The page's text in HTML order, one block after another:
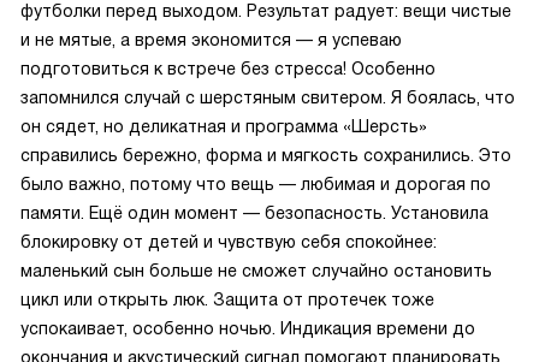
футболки перед выходом. Результат радует: вещи чистые
и не мятые, а время экономится — я успеваю
подготовиться к встрече без стресса! Особенно
запомнился случай с шерстяным свитером. Я боялась, что
он сядет, но деликатная и программа «Шерсть»
справились бережно, форма и мягкость сохранились. Это
было важно, потому что вещь — любимая и дорогая по
памяти. Ещё один момент — безопасность. Установила
блокировку от детей и чувствую себя спокойнее:
маленький сын больше не сможет случайно остановить
цикл или открыть люк. Защита от протечек тоже
успокаивает, особенно ночью. Индикация времени до
окончания и акустический сигнал помогают планировать